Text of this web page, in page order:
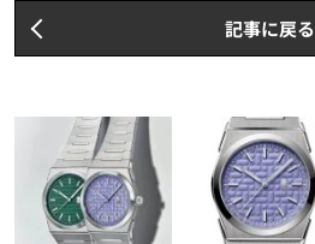
記事に戻る